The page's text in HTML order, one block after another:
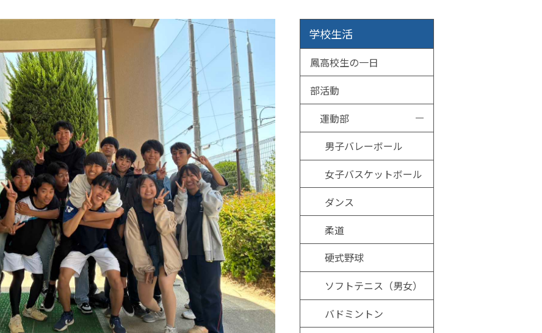
学校生活
鳳高校生の一日
部活動
運動部
男子バレーボール
女子バスケットボール
ダンス
柔道
硬式野球
ソフトテニス（男女）
バドミントン